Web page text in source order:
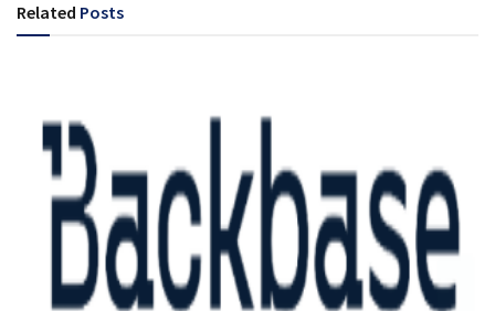
Related Posts